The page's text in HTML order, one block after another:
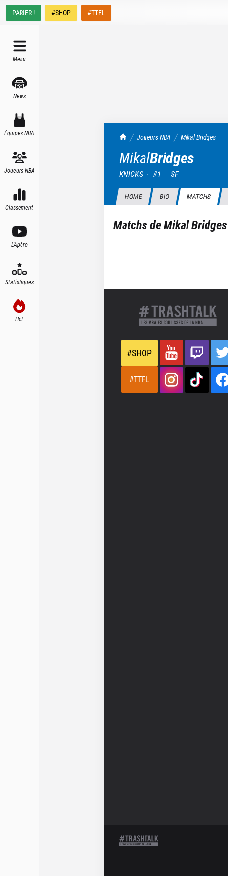
PARIER ! #SHOP #TTFL
Menu
News
Équipes NBA
Joueurs NBA
Classement
L'Apéro
Statistiques
Hot
TrashTalk Actu NBA
Joueurs NBA MikalBridges
MikalBridges
KNICKS · #1 · SF
HOME BIO MATCHS
Matchs deMikal Bridges
#SHOP
#TTFL